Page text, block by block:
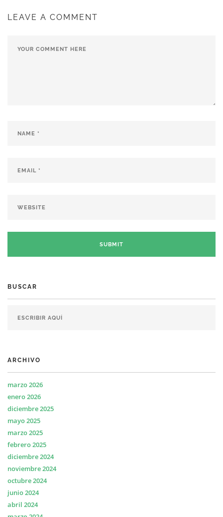
LEAVE A COMMENT
BUSCAR
ARCHIVO
marzo 2026
enero 2026
diciembre 2025
mayo 2025
marzo 2025
febrero 2025
diciembre 2024
noviembre 2024
octubre 2024
junio 2024
abril 2024